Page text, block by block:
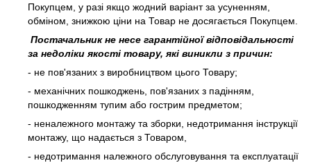
Покупцем, у разі якщо жодний варіант за усуненням,
обміном, знижкою ціни на Товар не досягається Покупцем.
Постачальник не несе гарантійної відповідальності
за недоліки якості товару, які виникли з причин:
- не пов'язаних з виробництвом цього Товару;
- механічних пошкоджень, пов'язаних з падінням,
пошкодженням тупим або гострим предметом;
- неналежного монтажу та зборки, недотримання інструкції
монтажу, що надається з Товаром,
- недотримання належного обслуговування та експлуатації